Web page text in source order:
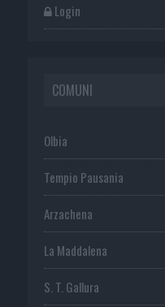
Login
COMUNI
Olbia
Tempio Pausania
Arzachena
La Maddalena
S. T. Gallura